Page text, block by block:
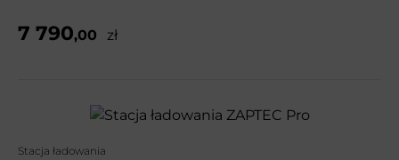
7 790,00 zł
Stacja ładowania